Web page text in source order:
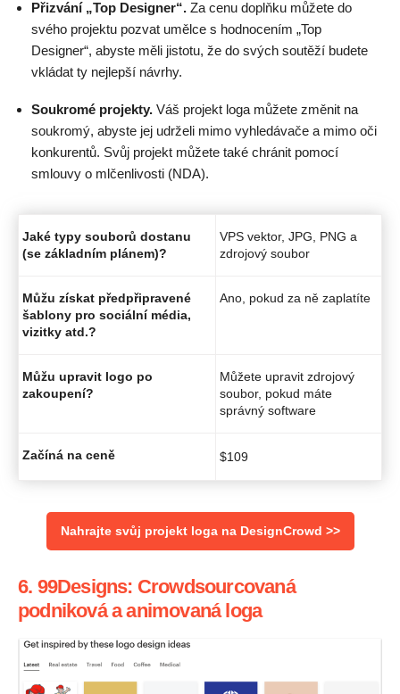
Přizvání „Top Designer“. Za cenu doplňku můžete do
svého projektu pozvat umělce s hodnocením „Top
Designer“, abyste měli jistotu, že do svých soutěží budete
vkládat ty nejlepší návrhy.
Soukromé projekty. Váš projekt loga můžete změnit na
soukromý, abyste jej udrželi mimo vyhledávače a mimo oči
konkurentů. Svůj projekt můžete také chránit pomocí
smlouvy o mlčenlivosti (NDA).
Jaké typy souborů dostanu
(se základním plánem)?
VPS vektor, JPG, PNG a
zdrojový soubor
Můžu získat předpřipravené
šablony pro sociální média,
vizitky atd.?
Ano, pokud za ně zaplatíte
Můžu upravit logo po
zakoupení?
Můžete upravit zdrojový
soubor, pokud máte
správný software
Začíná na ceně $109
Nahrajte svůj projekt loga na DesignCrowd >>
6. 99Designs: Crowdsourcovaná
podniková a animovaná loga